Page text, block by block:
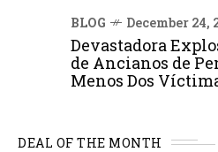
BLOG December 24,
Devastadora
de Ancianos de
Menos Dos
DEAL OF THE MONTH